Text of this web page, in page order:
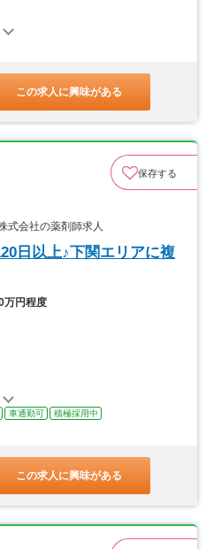
この求人に興味がある
保存する
会社の薬剤師求人
日以上♪下関エリアに複
万円程度
車通勤可
積極採用中
この求人に興味がある